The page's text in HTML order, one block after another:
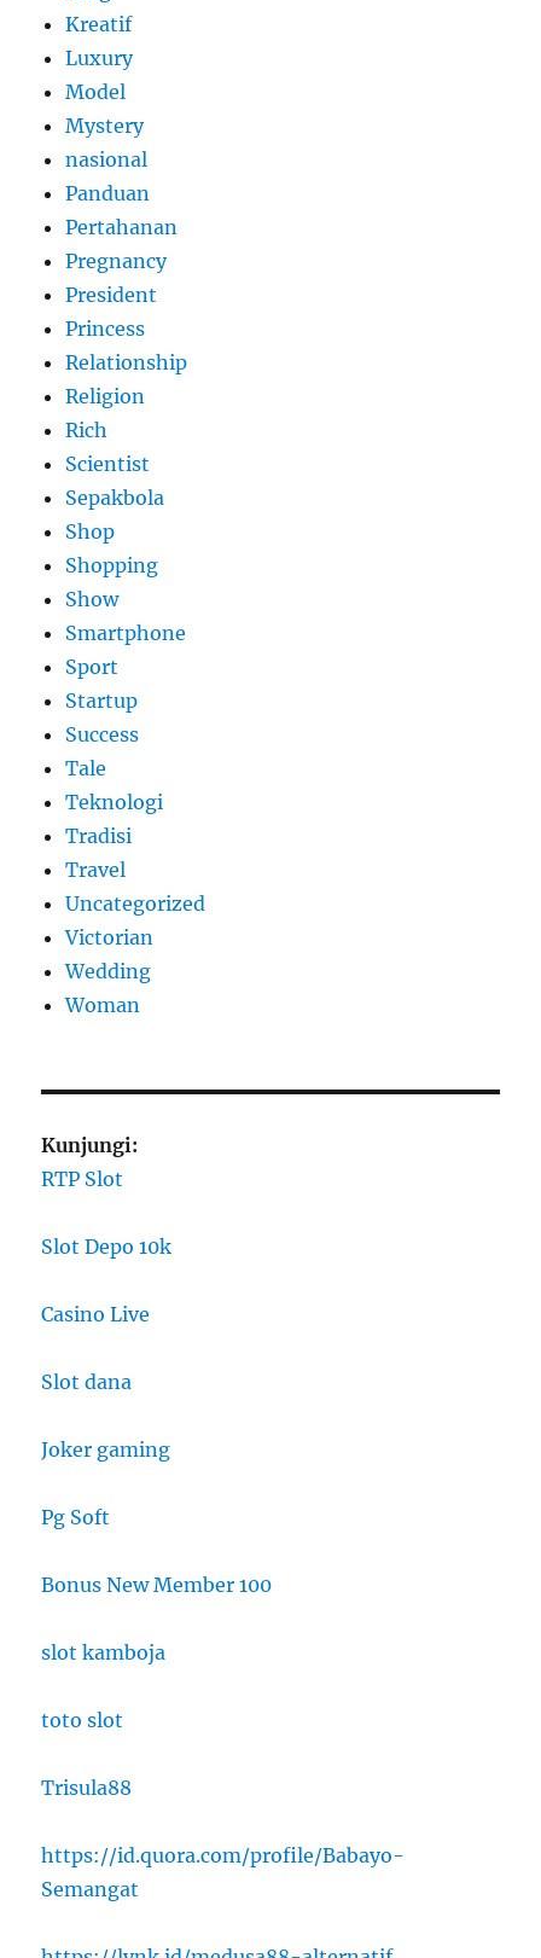
Kreatif
Luxury
Model
Mystery
nasional
Panduan
Pertahanan
Pregnancy
President
Princess
Relationship
Religion
Rich
Scientist
Sepakbola
Shop
Shopping
Show
Smartphone
Sport
Startup
Success
Tale
Teknologi
Tradisi
Travel
Uncategorized
Victorian
Wedding
Woman
Kunjungi:
RTP Slot
Slot Depo 10k
Casino Live
Slot dana
Joker gaming
Pg Soft
Bonus New Member 100
slot kamboja
toto slot
Trisula88
https://id.quora.com/profile/Babayo-
Semangat